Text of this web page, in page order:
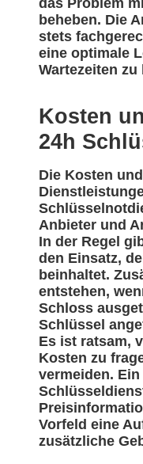
das Problem
beheben. Die
stets
eine optimale
Wartezeiten zu
Kosten
24h
Die Kosten
Anbieter und
In der Regel
den Einsatz,
beinhaltet.
entstehen,
Schloss
Schlüssel
Es ist ratsam,
Kosten zu
vermeiden.
Vorfeld eine
zusätzliche